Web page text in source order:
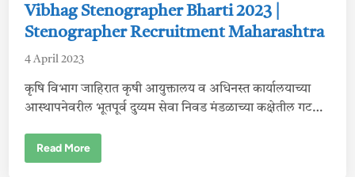
i
n
Vibhag Stenographer Bharti 2023 |
Stenographer Recruitment Maharashtra
4 April 2023
कृषि विभाग जाहिरात कृषी आयुक्तालय व अधिनस्त कार्यालयाच्या
आस्थापनेवरील भूतपूर्व दुय्यम सेवा निवड मंडळाच्या कक्षेतील गट…
कृ
Read More